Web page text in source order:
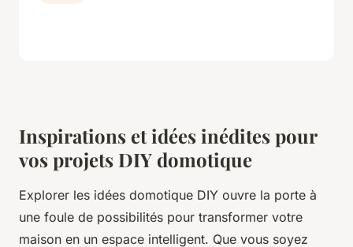
Inspirations et idées inédites pour
vos projets DIY domotique
Explorer les idées domotique DIY ouvre la porte à
une foule de possibilités pour transformer votre
maison en un espace intelligent. Que vous soyez